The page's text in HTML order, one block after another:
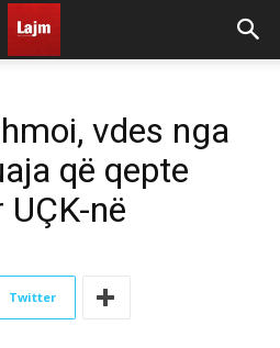
vdes nga
që qepte
në
Twitter